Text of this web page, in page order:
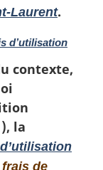
Laurent.
d’utilisation
contexte,
la
de